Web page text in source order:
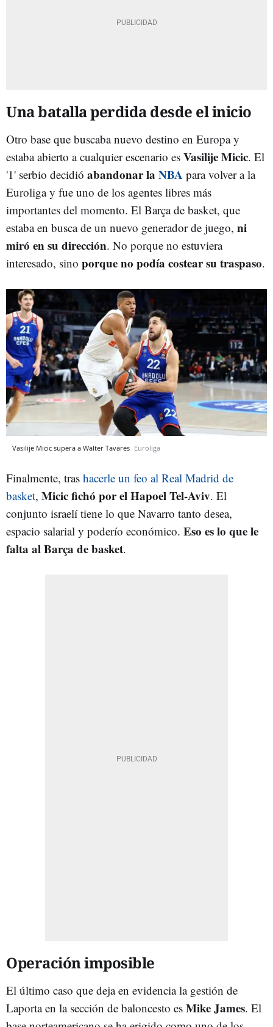
Una batalla perdida desde el inicio
Otro base que buscaba nuevo destino en Europa y
estaba abierto a cualquier escenario es Vasilije Micic. El
'1' serbio decidió abandonar la NBA para volver a la
Euroliga y fue uno de los agentes libres más
importantes del momento. El Barça de basket, que
estaba en busca de un nuevo generador de juego, ni
miró en su dirección. No porque no estuviera
interesado, sino porque no podía costear su traspaso.
Vasilije Micic supera a Walter Tavares Euroliga
Finalmente, tras hacerle un feo al Real Madrid de
basket, Micic fichó por el Hapoel Tel-Aviv. El
conjunto israelí tiene lo que Navarro tanto desea,
espacio salarial y poderío económico. Eso es lo que le
falta al Barça de basket.
Operación imposible
El último caso que deja en evidencia la gestión de
Laporta en la sección de baloncesto es Mike James. El